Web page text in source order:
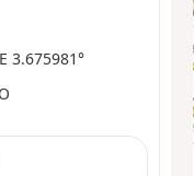
3.675981°